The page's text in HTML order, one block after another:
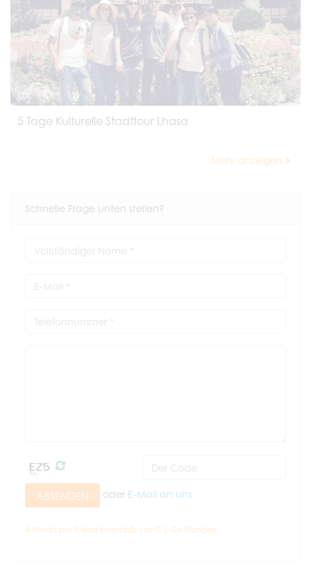
5 Tage Kulturelle Stadttour Lhasa
Mehr anzeigen
Schnelle Frage unten stellen?
ABSENDEN oder E-Mail an uns
Antwort per E-Mail innerhalb von 0,5–24 Stunden.